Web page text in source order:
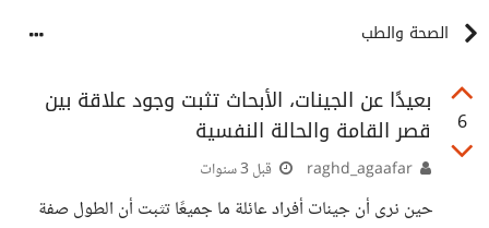
الصحة والطب
6
بعيدًا عن الجينات، الأبحاث تثبت وجود علاقة بين
قصر القامة والحالة النفسية
قبل 3 سنوات
حين نرى أن جينات أفراد عائلة ما جميعًا تثبت أن الطول صفة